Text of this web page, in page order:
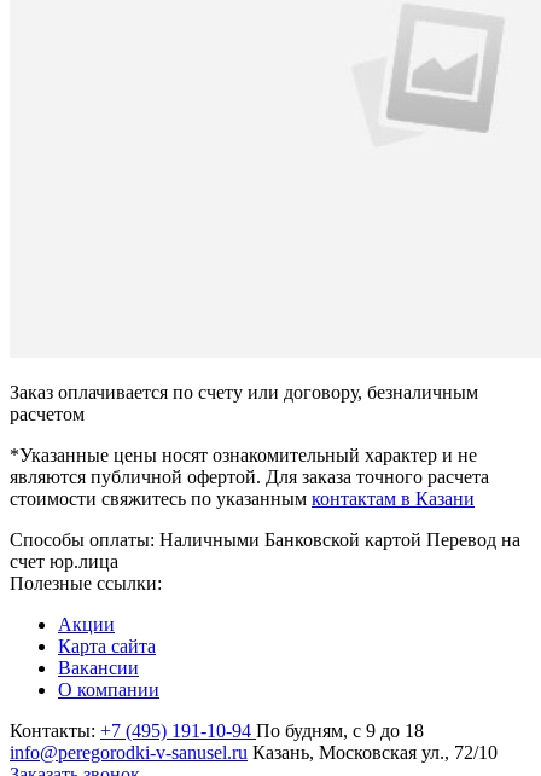
Заказ оплачивается по счету или договору, безналичным
расчетом
*Указанные цены носят ознакомительный характер и не
являются публичной офертой. Для заказа точного расчета
стоимости свяжитесь по указанным контактам в Казани
Способы оплаты: Наличными Банковской картой Перевод на
счет юр.лица
Полезные ссылки:
Акции
Карта сайта
Вакансии
О компании
Контакты: +7 (495) 191-10-94 По будням, с 9 до 18
info@peregorodki-v-sanusel.ru Казань, Московская ул., 72/10